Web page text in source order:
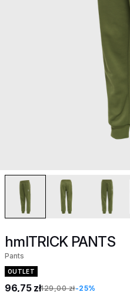
hmlTRICK PANTS
Pants
OUTLET
96,75 zł129,00 zł-25%